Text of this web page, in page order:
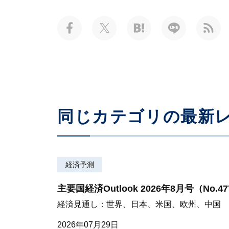
同じカテゴリの最新
経済予測
主要国経済Outlook 2026年8月号（
経済見通し：世界、日本、米国、欧州、中国
2026年07月29日